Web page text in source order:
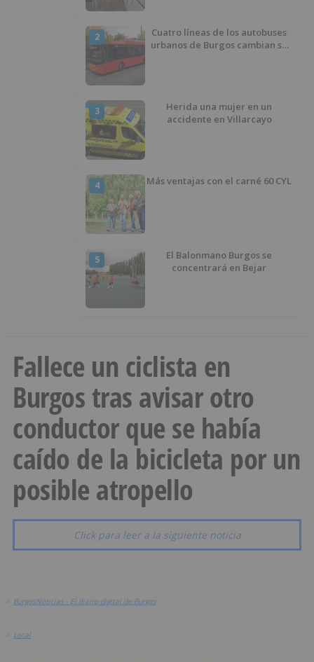
2
Cuatro líneas de los autobuses
urbanos de Burgos cambian su
3
Herida una mujer en un
accidente en Villarcayo
4 Más ventajas con el carné 60 CYL
5
El Balonmano Burgos se
concentrará en Bejar
Fallece un ciclista en
Burgos tras avisar otro
conductor que se había
caído de la bicicleta por un
posible atropello
Click para leer a la siguiente noticia
> BurgosNoticias - El diario digital de Burgos
> Local